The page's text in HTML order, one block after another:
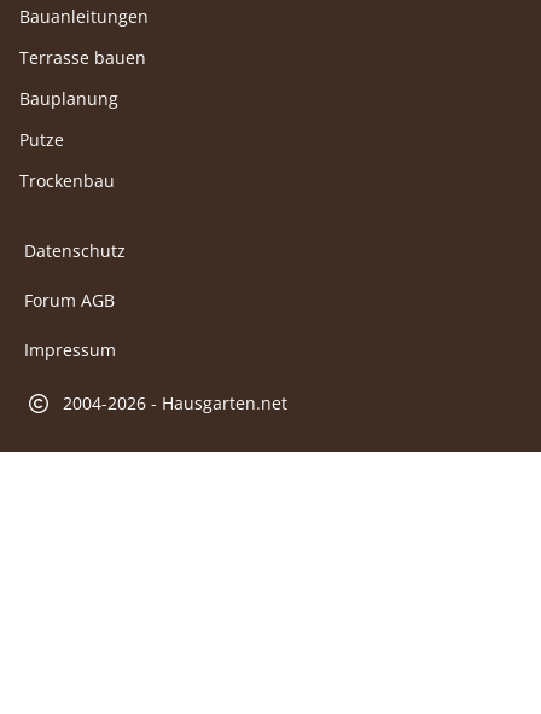
Bauanleitungen
Terrasse bauen
Bauplanung
Putze
Trockenbau
Datenschutz
Forum AGB
Impressum
2004-2026 - Hausgarten.net